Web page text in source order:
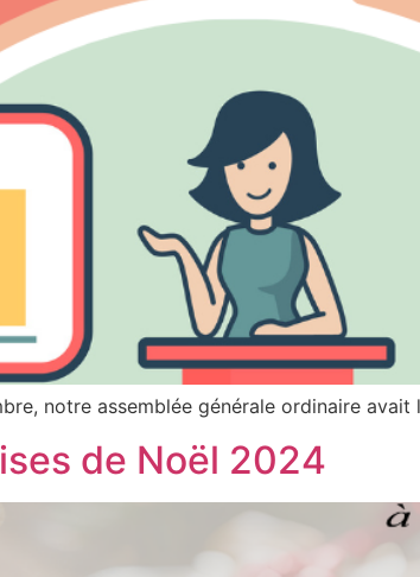
notre assemblée générale ordinaire
de Noël 2024